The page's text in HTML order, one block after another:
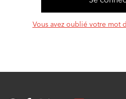
Vous avez oublié votre mot